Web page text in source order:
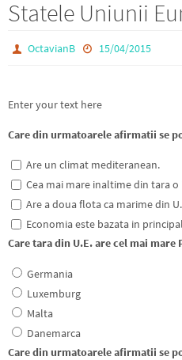
Statele Uniunii
OctavianB 15/04/2015
Enter your text here
Care din urmatoarele afirmatii se
Are un climat mediteranean.
Cea mai mare inaltime din tara
Are a doua flota ca marime din
Economia este bazata in
Care tara din U.E. are cel mai mare
Germania
Luxemburg
Malta
Danemarca
Care din urmatoarele afirmatii se